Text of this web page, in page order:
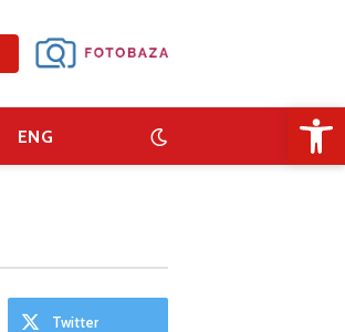
ENG
Twitter